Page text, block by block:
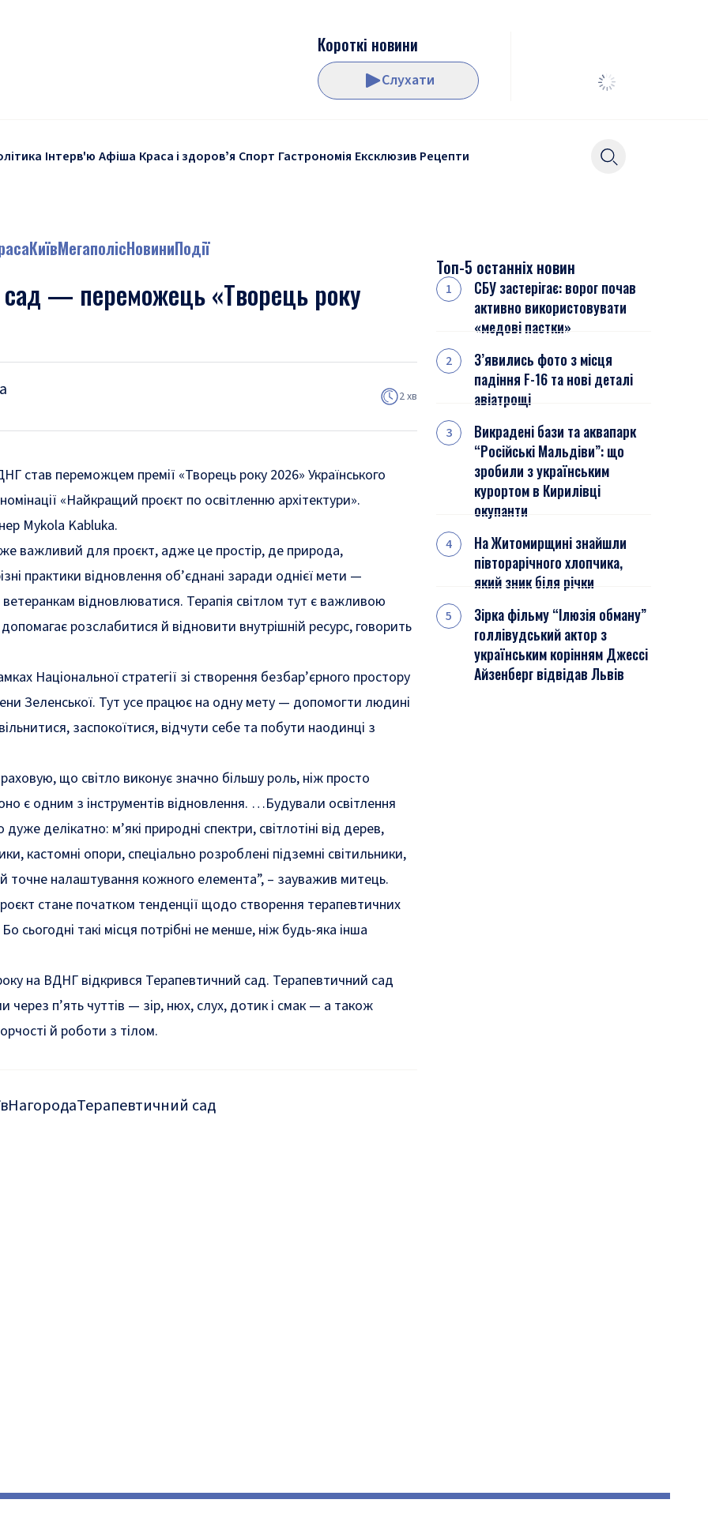
Короткі новини
Слухати
Інтерв'ю Афіша Краса і здоровʼя Спорт Гастрономія Ексклюзив Рецепти
КиївМегаполісНовиниПодії
сад — переможець «Творець року
2 хв
став переможцем премії «Творець року 2026» Українського
«Найкращий проєкт по освітленню архітектури».
Mykola Kabluka.
важливий для проєкт, адже це простір, де природа,
практики відновлення об’єднані заради однієї мети —
відновлюватися. Терапія світлом тут є важливою
розслабитися й відновити внутрішній ресурс, говорить
Національної стратегії зі створення безбар’єрного простору
Зеленської. Тут усе працює на одну мету — допомогти людині
заспокоїтися, відчути себе та побути наодинці з
що світло виконує значно більшу роль, ніж просто
є одним з інструментів відновлення. …Будували освітлення
делікатно: м’які природні спектри, світлотіні від дерев,
кастомні опори, спеціально розроблені підземні світильники,
й точне налаштування кожного елемента”, – зауважив митець.
стане початком тенденції щодо створення терапевтичних
Бо сьогодні такі місця потрібні не менше, ніж будь-яка інша
на ВДНГ відкрився Терапевтичний сад. Терапевтичний сад
через п’ять чуттів — зір, нюх, слух, дотик і смак — а також
й роботи з тілом.
НагородаТерапевтичний сад
Топ-5 останніх новин
СБУ застерігає: ворог почав
активно використовувати
«медові пастки»
З’явились фото з місця
падіння F-16 та нові деталі
авіатрощі
Викрадені бази та аквапарк
“Російські Мальдіви”: що
зробили з українським
курортом в Кирилівці
окупанти
На Житомирщині знайшли
півторарічного хлопчика,
який зник біля річки
Зірка фільму “Ілюзія обману”
голлівудський актор з
українським корінням Джессі
Айзенберг відвідав Львів